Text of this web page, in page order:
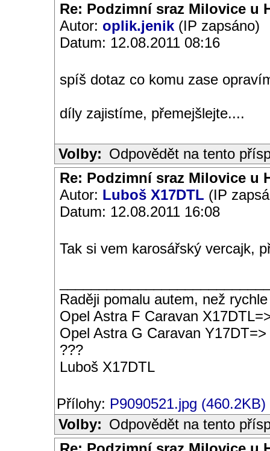
Re: Podzimní sraz Milovice u
Autor: oplik.jenik (IP zapsáno)
Datum: 12.08.2011 08:16
spíš dotaz co komu zase
díly zajistíme, přemejšlejte....
Volby: Odpovědět na tento
Re: Podzimní sraz Milovice u
Autor: Luboš X17DTL (IP
Datum: 12.08.2011 16:08
Tak si vem karosářský vercajk,
Raději pomalu autem, než
Opel Astra F Caravan
Opel Astra G Caravan Y17DT=>
???
Luboš X17DTL
Přílohy: P9090521.jpg (460.2KB)
Volby: Odpovědět na tento